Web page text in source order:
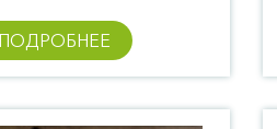
ПОДРОБНЕЕ